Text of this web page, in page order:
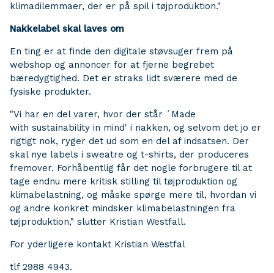
klimadilemmaer, der er på spil i tøjproduktion."
Nakkelabel skal laves om
En ting er at finde den digitale støvsuger frem på
webshop og annoncer for at fjerne begrebet
bæredygtighed. Det er straks lidt sværere med de
fysiske produkter.
"Vi har en del varer, hvor der står ´Made
with sustainability in mind' i nakken, og selvom det jo er
rigtigt nok, ryger det ud som en del af indsatsen. Der
skal nye labels i sweatre og t-shirts, der produceres
fremover. Forhåbentlig får det nogle forbrugere til at
tage endnu mere kritisk stilling til tøjproduktion og
klimabelastning, og måske spørge mere til, hvordan vi
og andre konkret mindsker klimabelastningen fra
tøjproduktion," slutter Kristian Westfall.
For yderligere kontakt Kristian Westfal
tlf 2988 4943.